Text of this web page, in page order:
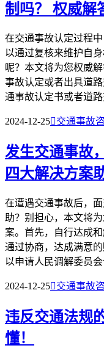
制吗？ 权威解
在交通事故认定过程
以通过复核来维护自
呢？本文将为您权威
事故认定或者出具道
通事故认定书或者道路
2024-12-25交通事故
发生交通事故
四大解决方案
在遭遇交通事故后，
助？别担心，本文将
案。首先，自行达成
通过协商，达成满意
以申请人民调解委员
2024-12-25交通事故
违反交通法规
懂！